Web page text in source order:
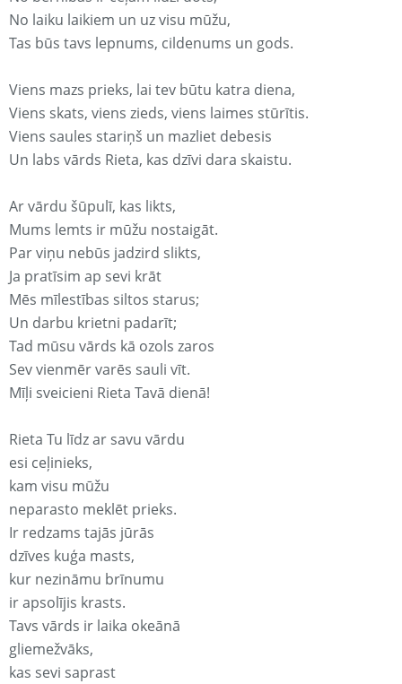
No laiku laikiem un uz visu mūžu,
Tas būs tavs lepnums, cildenums un gods.
Viens mazs prieks, lai tev būtu katra diena,
Viens skats, viens zieds, viens laimes stūrītis.
Viens saules stariņš un mazliet debesis
Un labs vārds Rieta, kas dzīvi dara skaistu.
Ar vārdu šūpulī, kas likts,
Mums lemts ir mūžu nostaigāt.
Par viņu nebūs jadzird slikts,
Ja pratīsim ap sevi krāt
Mēs mīlestības siltos starus;
Un darbu krietni padarīt;
Tad mūsu vārds kā ozols zaros
Sev vienmēr varēs sauli vīt.
Mīļi sveicieni Rieta Tavā dienā!
Rieta Tu līdz ar savu vārdu
esi ceļinieks,
kam visu mūžu
neparasto meklēt prieks.
Ir redzams tajās jūrās
dzīves kuģa masts,
kur nezināmu brīnumu
ir apsolījis krasts.
Tavs vārds ir laika okeānā
gliemežvāks,
kas sevi saprast